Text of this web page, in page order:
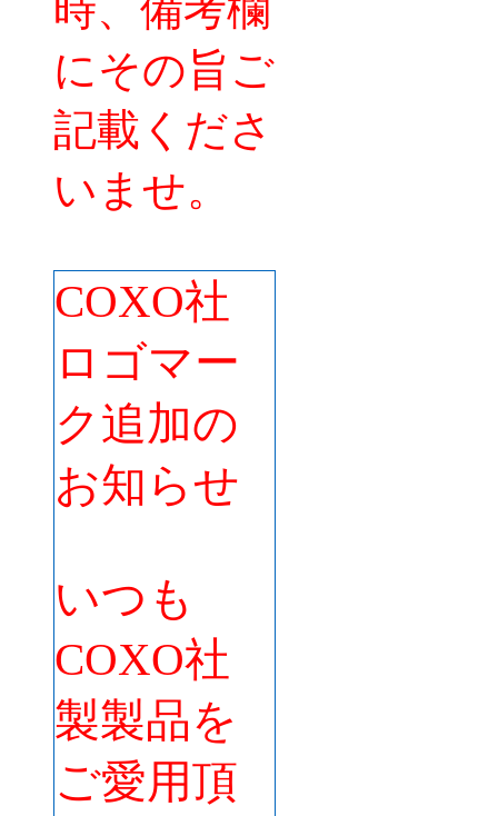
にその旨ご
記載くださ
いませ。
COXO社
ロゴマー
ク追加の
お知らせ
いつも
COXO社
製製品を
ご愛用頂